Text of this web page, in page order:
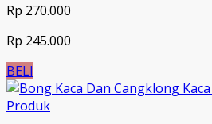
Rp 270.000
Rp 245.000
BELI
Produk